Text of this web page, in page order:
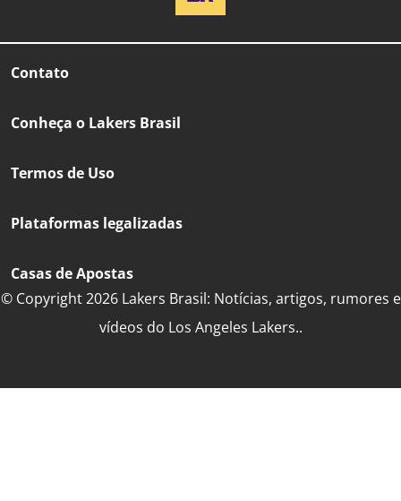
Contato
Conheça o Lakers Brasil
Termos de Uso
Plataformas legalizadas
Casas de Apostas
© Copyright 2026 Lakers Brasil: Notícias, artigos, rumores e
vídeos do Los Angeles Lakers..